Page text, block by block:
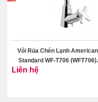
Vòi Rủa Chén Lạnh American
Standard WF-T706 (WFT706)
Liên hệ